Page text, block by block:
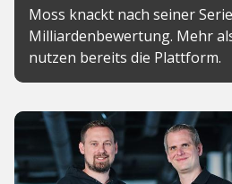
Moss knackt nach seiner
Milliardenbewertung. Mehr
nutzen bereits die Plattform.